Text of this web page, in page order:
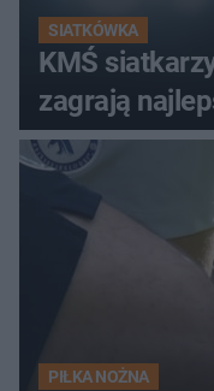
SIATKÓWKA
KMŚ
zagrają
PIŁKA NOŻNA